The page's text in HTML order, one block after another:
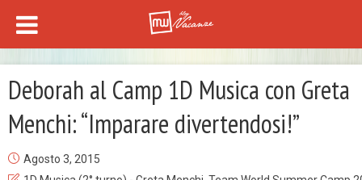
Deborah al Camp 1D Musica con Greta
Menchi: “Imparare divertendosi!”
Agosto 3, 2015